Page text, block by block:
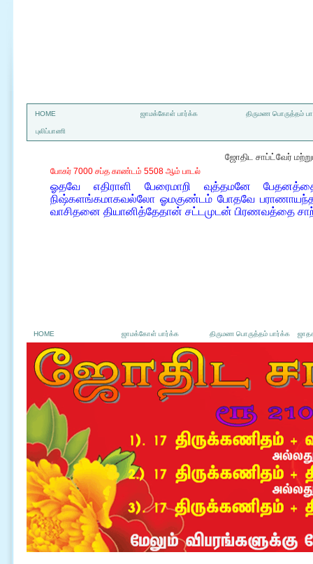
HOME ஜாமக்கோள் பார்க்க திருமண பொருத்தம்
புலிப்பாணி
ஜோதிட சாப்ட்வேர்
போகர் 7000 சப்த காண்டம் 5508 ஆம் பாடல்
ஓதவே எதிராளி பேரைமாறி வுத்தமனே
நிஷ்களங்கமாகவல்லோ ஓமகுண்டம் போதவே
வாசிதனை தியானித்தேதான் சட்டமுடன் பிரணவத்தை
HOME ஜாமக்கோள் பார்க்க திருமண பொருத்தம் பார்க்க